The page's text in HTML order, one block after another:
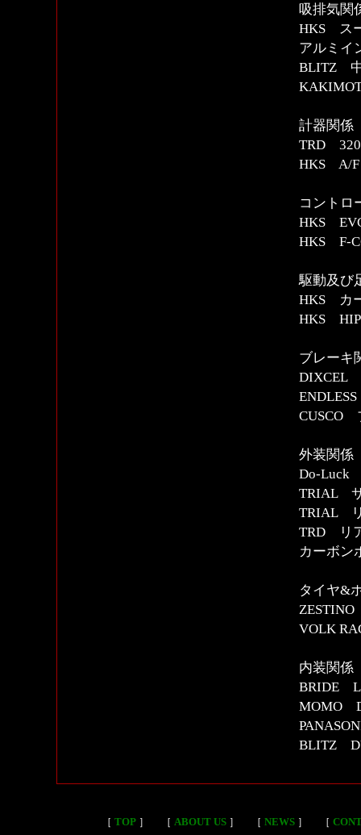
吸排気関
HKS ス
アルミイ
BLITZ
計器関係
TRD
HKS A/F
コントロ
HKS
HKS F-
駆動及び
HKS カ
HKS
ブレーキ
DIXCEL
CUSCO
外装関係
Do-Luck
TRIAL
TRIAL
TRD リ
カーボン
タイヤ&
VOLK
内装関係
BRIDE
MOMO
BLITZ
［ TOP］ ［ ABOUT US］ ［ NEWS］ ［